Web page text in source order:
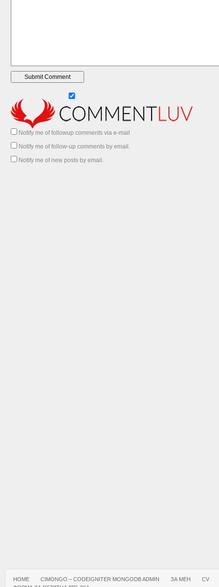
Notify me of followup comments via e-mail
Notify me of follow-up comments by email.
Notify me of new posts by email.
HOME CIMONGO – CODEIGNITER MONGODB ADMIN ЗА МЕН
CV